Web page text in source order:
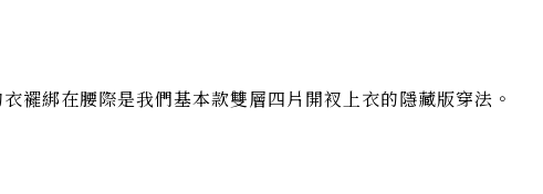
襬綁在腰際是我們基本款雙層四片開衩上衣的隱藏版穿法。